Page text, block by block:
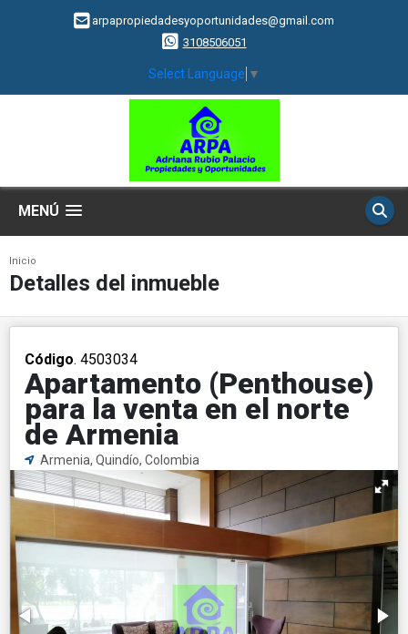
arpapropiedadesyoportunidades@gmail.com
3108506051
Select Language ▼
MENÚ
Inicio
Detalles del inmueble
Código. 4503034
Apartamento (Penthouse)
para la venta en el norte
de Armenia
Armenia, Quindío, Colombia